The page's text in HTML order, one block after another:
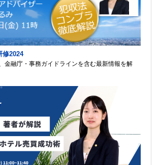
修2024
金融庁・事務ガイドラインを含む最新情報を解